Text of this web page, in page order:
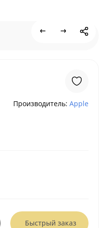
Производитель: Apple
Быстрый заказ